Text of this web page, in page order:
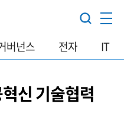
버넌스 전자 IT
신 기술협력